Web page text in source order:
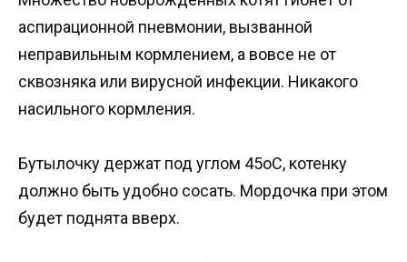
аспирационной пневмонии, вызванной
неправильным кормлением, а вовсе не от
сквозняка или вирусной инфекции. Никакого
насильного кормления.
Бутылочку держат под углом 45оС, котенку
должно быть удобно сосать. Мордочка при этом
будет поднята вверх.